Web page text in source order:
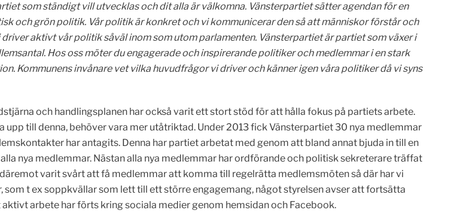
som ständigt vill utvecklas och dit alla är välkomna. Vänsterpartiet sätter agendan för en
och grön politik. Vår politik är konkret och vi kommunicerar den så att människor förstår och
driver aktivt vår politik såväl inom som utom parlamenten. Vänsterpartiet är partiet som växer i
Hos oss möter du engagerade och inspirerande politiker och medlemmar i en stark
Kommunens invånare vet vilka huvudfrågor vi driver och känner igen våra politiker då vi syns
och handlingsplanen har också varit ett stort stöd för att hålla fokus på partiets arbete.
upp till denna, behöver vara mer utåtriktad. Under 2013 fick Vänsterpartiet 30 nya medlemmar
har antagits. Denna har partiet arbetat med genom att bland annat bjuda in till en
nya medlemmar. Nästan alla nya medlemmar har ordförande och politisk sekreterare träffat
varit svårt att få medlemmar att komma till regelrätta medlemsmöten så där har vi
som t ex soppkvällar som lett till ett större engagemang, något styrelsen avser att fortsätta
aktivt arbete har förts kring sociala medier genom hemsidan och Facebook.